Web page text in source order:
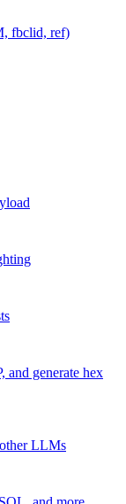
fbclid, ref)
and generate hex
LLMs